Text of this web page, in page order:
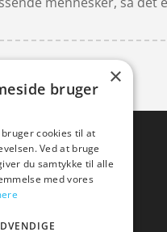
×
bruger
cookies til at
Ved at bruge
du samtykke til alle
med vores